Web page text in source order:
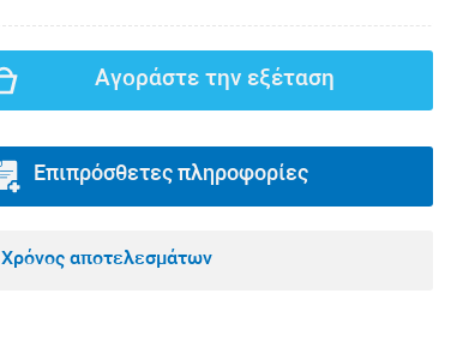
Αγοράστε την εξέταση
Επιπρόσθετες πληροφορίες
Χρόνος αποτελεσμάτων